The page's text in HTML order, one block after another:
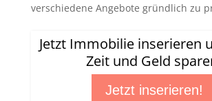
verschiedene Angebote gründlich zu
Jetzt Immobilie inserieren
Zeit und Geld
Jetzt inserieren!